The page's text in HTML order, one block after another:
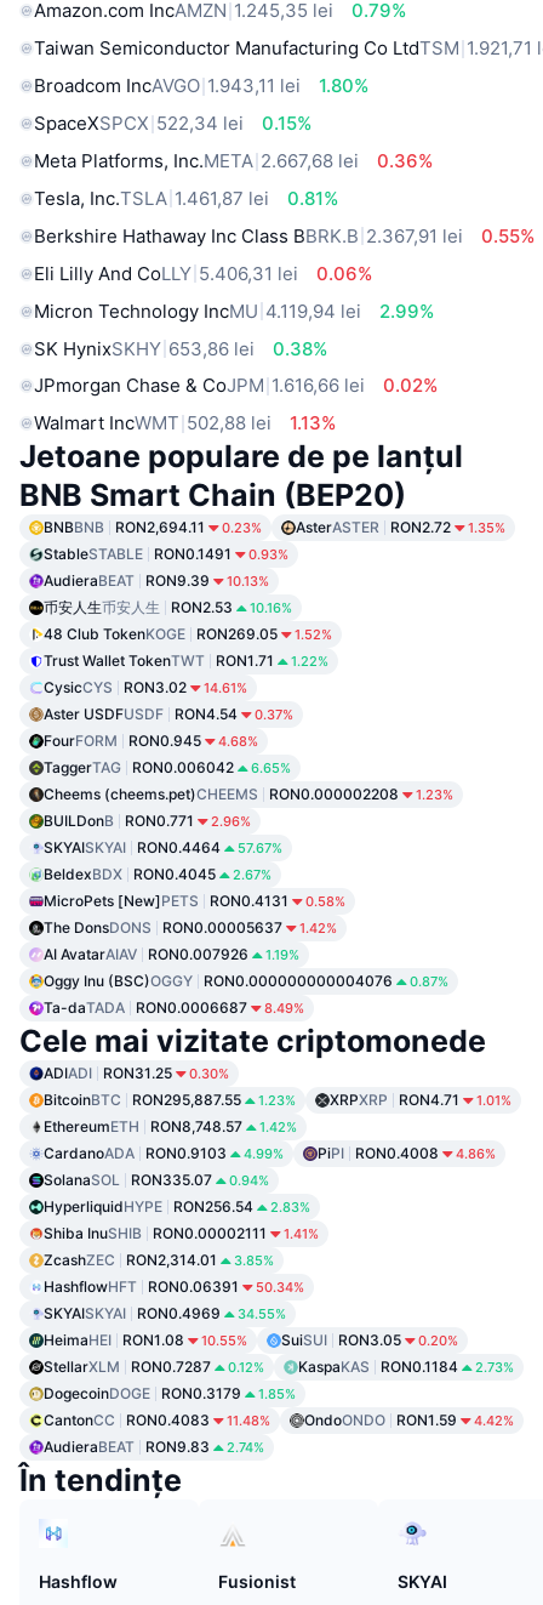
Amazon.com IncAMZN 1.245,35 lei
0.79%
Taiwan Semiconductor Manufacturing Co LtdTSM 1.921,71
Broadcom IncAVGO 1.943,11 lei
1.80%
SpaceXSPCX 522,34 lei
0.15%
Meta Platforms, Inc.META 2.667,68 lei
0.36%
Tesla, Inc.TSLA 1.461,87 lei
0.81%
Berkshire Hathaway Inc Class BBRK.B 2.367,91 lei
0.55%
Eli Lilly And CoLLY 5.406,31 lei
0.06%
Micron Technology IncMU 4.119,94 lei
2.99%
SK HynixSKHY 653,86 lei
0.38%
JPmorgan Chase & CoJPM 1.616,66 lei
0.02%
Walmart IncWMT 502,88 lei 1.13%
Jetoane populare de pe lanțul
BNB Smart Chain (BEP20)
BNBBNB RON2,694.11 0.23% AsterASTER RON2.72 1.35%
StableSTABLE RON0.1491 0.93%
AudieraBEAT RON9.39 10.13%
币安人生币安人生 RON2.53 10.16%
48 Club TokenKOGE RON269.05 1.52%
Trust Wallet TokenTWT RON1.71 1.22%
CysicCYS RON3.02 14.61%
Aster USDFUSDF RON4.54 0.37%
FourFORM RON0.945 4.68%
TaggerTAG RON0.006042 6.65%
Cheems (cheems.pet)CHEEMS RON0.000002208 1.23%
BUILDonB RON0.771 2.96%
SKYAISKYAI RON0.4464 57.67%
BeldexBDX RON0.4045 2.67%
MicroPets [New]PETS RON0.4131 0.58%
The DonsDONS RON0.00005637 1.42%
AI AvatarAIAV RON0.007926 1.19%
Oggy Inu (BSC)OGGY RON0.000000000004076 0.87%
Ta-daTADA RON0.0006687 8.49%
Cele mai vizitate criptomonede
ADIADI RON31.25 0.30%
BitcoinBTC RON295,887.55 1.23% XRPXRP RON4.71 1.01%
EthereumETH RON8,748.57 1.42%
CardanoADA RON0.9103 4.99% PiPI RON0.4008 4.86%
SolanaSOL RON335.07 0.94%
HyperliquidHYPE RON256.54 2.83%
Shiba InuSHIB RON0.00002111 1.41%
ZcashZEC RON2,314.01 3.85%
HashflowHFT RON0.06391 50.34%
SKYAISKYAI RON0.4969 34.55%
HeimaHEI RON1.08 10.55% SuiSUI RON3.05 0.20%
StellarXLM RON0.7287 0.12% KaspaKAS RON0.1184 2.73%
DogecoinDOGE RON0.3179 1.85%
CantonCC RON0.4083 11.48% OndoONDO RON1.59 4.42%
AudieraBEAT RON9.83 2.74%
În tendințe
Hashflow
Fusionist
SKYAI